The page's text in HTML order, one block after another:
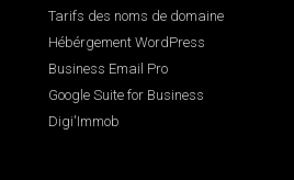
Tarifs des noms de domaine
Hébérgement WordPress
Business Email Pro
Google Suite for Business
Digi'Immob